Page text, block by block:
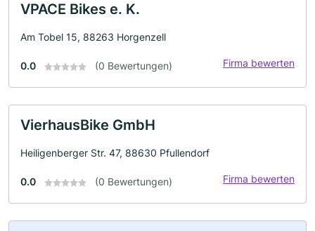
VPACE Bikes e. K.
Am Tobel 15, 88263 Horgenzell
0.0 (0 Bewertungen) Firma bewerten
VierhausBike GmbH
Heiligenberger Str. 47, 88630 Pfullendorf
0.0 (0 Bewertungen) Firma bewerten